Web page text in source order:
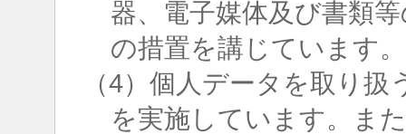
器、電子媒体及び書類
の措置を講じています。
（4）個人データを取り
を実施しています。ま